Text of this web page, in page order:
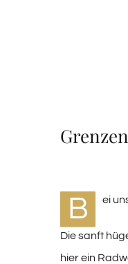
B ei
Die sanft
hier ein